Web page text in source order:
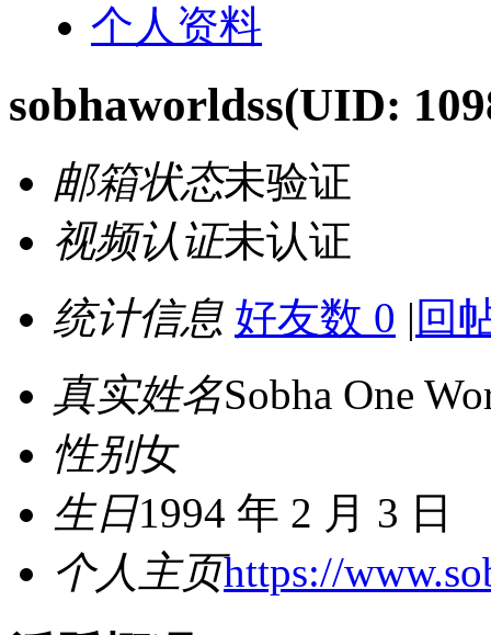
个人资料
sobhaworldss(UID:
邮箱状态未验证
视频认证未认证
统计信息 好友数 0 | 回
真实姓名Sobha One
性别女
生日1994 年 2 月 3 日
个人主页https://